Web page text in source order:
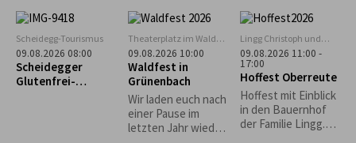
Scheidegg-Tourismus
09.08.2026 08:00
Scheidegger
Glutenfrei-
Theaterplatz im Wald
bei Grünenbach
09.08.2026 10:00
Waldfest in
Grünenbach
Wir laden euch nach
einer Pause im
letzten Jahr wieder
Lingg Christoph und
Katrin
09.08.2026 11:00 -
17:00
Hoffest Oberreute
Hoffest mit Einblick
in den Bauernhof
der Familie Lingg.